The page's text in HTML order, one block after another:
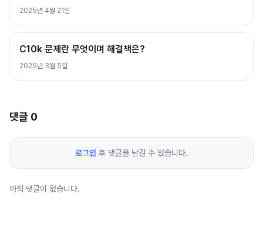
2025년 4월 21일
C10k 문제란 무엇이며 해결책은?
2025년 3월 5일
댓글 0
로그인 후 댓글을 남길 수 있습니다.
아직 댓글이 없습니다.